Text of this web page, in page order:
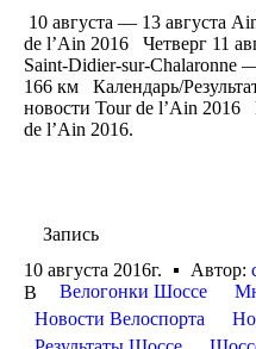
10 августа — 13 августа
de l’Ain 2016 Четверг 11
Saint-Didier-sur-Chalaronne
166 км Календарь/
новости Tour de l’Ain 2016
de l’Ain 2016.
Запись
10 августа 2016г.
Автор:
В
Велогонки Шоссе
Новости Велоспорта